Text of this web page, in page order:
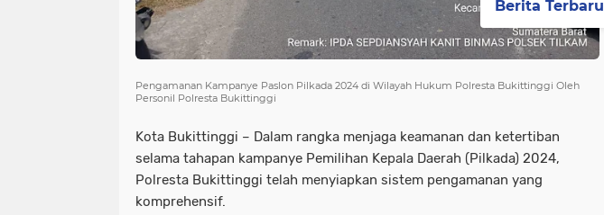
Pengamanan Kampanye Paslon Pilkada 2024 di Wilayah Hukum Polresta Bukittinggi Oleh
Personil Polresta Bukittinggi
Kota Bukittinggi – Dalam rangka menjaga keamanan dan ketertiban
selama tahapan kampanye Pemilihan Kepala Daerah (Pilkada) 2024,
Polresta Bukittinggi telah menyiapkan sistem pengamanan yang
komprehensif.
Berita Terbaru